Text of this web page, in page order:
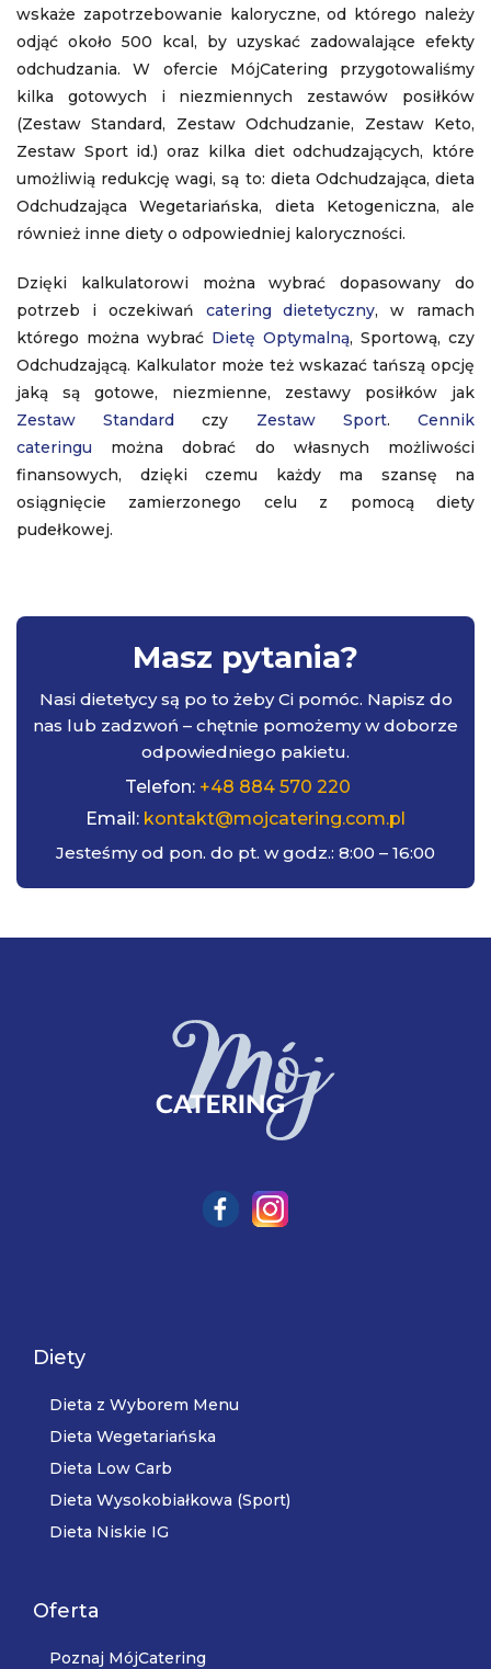
wskaże zapotrzebowanie kaloryczne, od którego należy
odjąć około 500 kcal, by uzyskać zadowalające efekty
odchudzania. W ofercie MójCatering przygotowaliśmy
kilka gotowych i niezmiennych zestawów posiłków
(Zestaw Standard, Zestaw Odchudzanie, Zestaw Keto,
Zestaw Sport id.) oraz kilka diet odchudzających, które
umożliwią redukcję wagi, są to: dieta Odchudzająca, dieta
Odchudzająca Wegetariańska, dieta Ketogeniczna, ale
również inne diety o odpowiedniej kaloryczności.
Dzięki kalkulatorowi można wybrać dopasowany do
potrzeb i oczekiwań catering dietetyczny, w ramach
którego można wybrać Dietę Optymalną, Sportową, czy
Odchudzającą. Kalkulator może też wskazać tańszą opcję
jaką są gotowe, niezmienne, zestawy posiłków jak
Zestaw Standard czy Zestaw Sport.Cennik
cateringu można dobrać do własnych możliwości
finansowych, dzięki czemu każdy ma szansę na
osiągnięcie zamierzonego celu z pomocą diety
pudełkowej.
Masz pytania?
Nasi dietetycy są po to żeby Ci pomóc. Napisz do
nas lub zadzwoń – chętnie pomożemy w doborze
odpowiedniego pakietu.
Telefon: +48 884 570 220
Email: kontakt@mojcatering.com.pl
Jesteśmy od pon. do pt. w godz.: 8:00 – 16:00
Diety
Dieta z Wyborem Menu
Dieta Wegetariańska
Dieta Low Carb
Dieta Wysokobiałkowa (Sport)
Dieta Niskie IG
Oferta
Poznaj MójCatering